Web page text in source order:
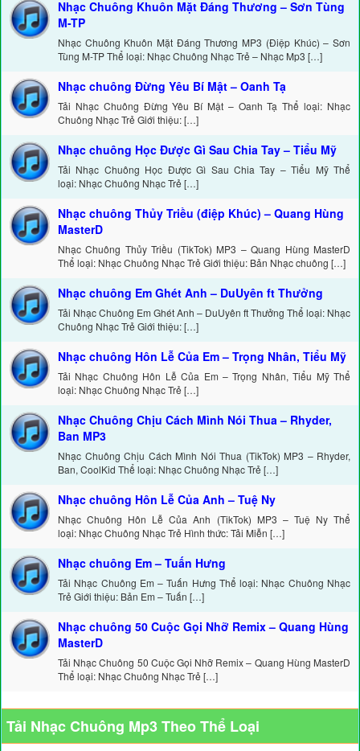
Nhạc Chuông Khuôn Mặt Đáng Thương – Sơn Tùng
M-TP
Nhạc Chuông Khuôn Mặt Đáng Thương MP3 (Điệp Khúc) – Sơn
Tùng M-TP Thể loại: Nhạc Chuông Nhạc Trẻ – Nhạc Mp3 […]
Nhạc chuông Đừng Yêu Bí Mật – Oanh Tạ
Tải Nhạc Chuông Đừng Yêu Bí Mật – Oanh Tạ Thể loại: Nhạc
Chuông Nhạc Trẻ Giới thiệu: […]
Nhạc chuông Học Được Gì Sau Chia Tay – Tiểu Mỹ
Tải Nhạc Chuông Học Được Gì Sau Chia Tay – Tiểu Mỹ Thể
loại: Nhạc Chuông Nhạc Trẻ […]
Nhạc chuông Thủy Triều (điệp Khúc) – Quang Hùng
MasterD
Nhạc Chuông Thủy Triều (TikTok) MP3 – Quang Hùng MasterD
Thể loại: Nhạc Chuông Nhạc Trẻ Giới thiệu: Bản Nhạc chuông […]
Nhạc chuông Em Ghét Anh – DuUyên ft Thưởng
Tải Nhạc Chuông Em Ghét Anh – DuUyên ft Thưởng Thể loại: Nhạc
Chuông Nhạc Trẻ Giới thiệu: […]
Nhạc chuông Hôn Lễ Của Em – Trọng Nhân, Tiểu Mỹ
Tải Nhạc Chuông Hôn Lễ Của Em – Trọng Nhân, Tiểu Mỹ Thể
loại: Nhạc Chuông Nhạc Trẻ […]
Nhạc Chuông Chịu Cách Mình Nói Thua – Rhyder,
Ban MP3
Nhạc Chuông Chịu Cách Mình Nói Thua (TikTok) MP3 – Rhyder,
Ban, CoolKid Thể loại: Nhạc Chuông Nhạc Trẻ […]
Nhạc chuông Hôn Lễ Của Anh – Tuệ Ny
Nhạc Chuông Hôn Lễ Của Anh (TikTok) MP3 – Tuệ Ny Thể
loại: Nhạc Chuông Nhạc Trẻ Hình thức: Tải Miễn […]
Nhạc chuông Em – Tuấn Hưng
Tải Nhạc Chuông Em – Tuấn Hưng Thể loại: Nhạc Chuông Nhạc
Trẻ Giới thiệu: Bản Em – Tuấn […]
Nhạc chuông 50 Cuộc Gọi Nhỡ Remix – Quang Hùng
MasterD
Tải Nhạc Chuông 50 Cuộc Gọi Nhỡ Remix – Quang Hùng MasterD
Thể loại: Nhạc Chuông Nhạc Trẻ […]
Tải Nhạc Chuông Mp3 Theo Thể Loại